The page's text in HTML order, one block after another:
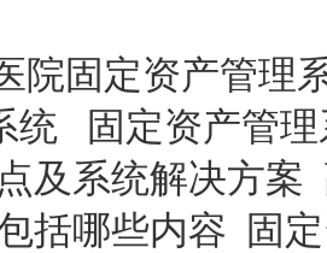
院固定资产管理
统
固定资产管
及系统解决方案
括哪些内容
固